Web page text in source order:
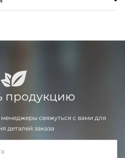
продукцию
свяжуться с вами для
деталей заказа